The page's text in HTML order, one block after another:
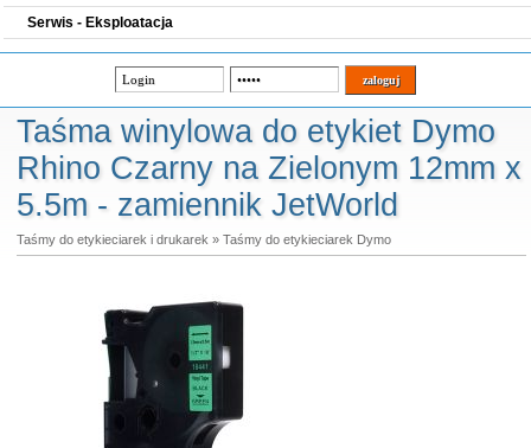
Serwis - Eksploatacja
Taśma winylowa do etykiet Dymo
Rhino Czarny na Zielonym 12mm x
5.5m - zamiennik JetWorld
Taśmy do etykieciarek i drukarek » Taśmy do etykieciarek Dymo